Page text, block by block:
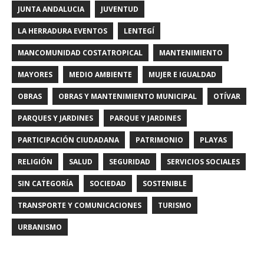
JUNTA ANDALUCIA JUVENTUD
LA HERRADURA EVENTOS LENTEGÍ
MANCOMUNIDAD COSTATROPICAL MANTENIMIENTO
MAYORES MEDIO AMBIENTE MUJER E IGUALDAD
OBRAS OBRAS Y MANTENIMIENTO MUNICIPAL OTÍVAR
PARQUES Y JARDINES PARQUE Y JARDINES
PARTICIPACIÓN CIUDADANA PATRIMONIO PLAYAS
RELIGIÓN SALUD SEGURIDAD SERVICIOS SOCIALES
SIN CATEGORÍA SOCIEDAD SOSTENIBLE
TRANSPORTE Y COMUNICACIONES TURISMO
URBANISMO